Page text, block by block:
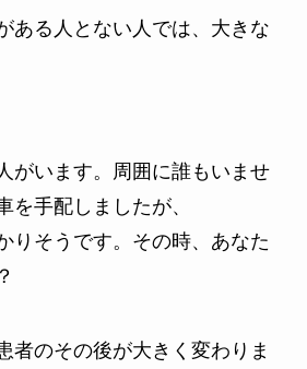
ある人とない人では、大きな
がいます。周囲に誰もいませ
を手配しましたが、
りそうです。その時、あなた
者のその後が大きく変わりま